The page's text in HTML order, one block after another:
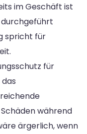
im Geschäft ist
durchgeführt
spricht für
für
während
ärgerlich, wenn